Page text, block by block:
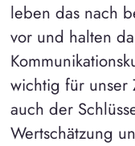
leben das nach
vor und halten
wichtig für unser
auch der
Wertschätzung